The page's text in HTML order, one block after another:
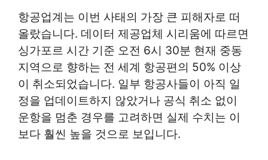
항공업계는 이번 사태의 가장 큰 피해자로 떠
올랐습니다. 데이터 제공업체 시리움에 따르면
싱가포르 시간 기준 오전 6시 30분 현재 중동
지역으로 향하는 전 세계 항공편의 50% 이상
이 취소되었습니다. 일부 항공사들이 아직 일
정을 업데이트하지 않았거나 공식 취소 없이
운항을 멈춘 경우를 고려하면 실제 수치는 이
보다 훨씬 높을 것으로 보입니다.